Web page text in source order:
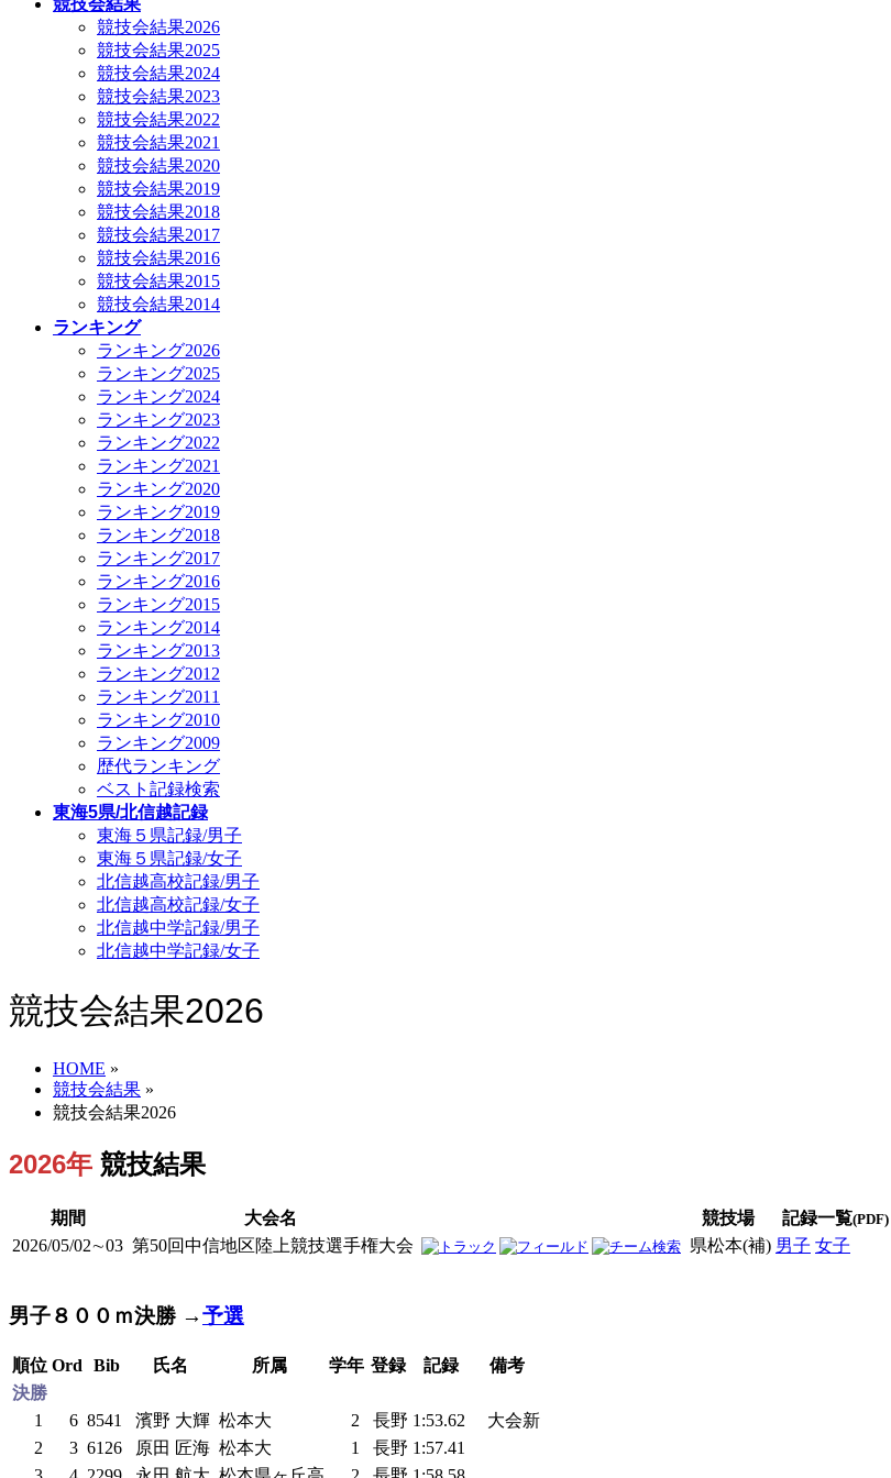
競技会結果
競技会結果2026
競技会結果2025
競技会結果2024
競技会結果2023
競技会結果2022
競技会結果2021
競技会結果2020
競技会結果2019
競技会結果2018
競技会結果2017
競技会結果2016
競技会結果2015
競技会結果2014
ランキング
ランキング2026
ランキング2025
ランキング2024
ランキング2023
ランキング2022
ランキング2021
ランキング2020
ランキング2019
ランキング2018
ランキング2017
ランキング2016
ランキング2015
ランキング2014
ランキング2013
ランキング2012
ランキング2011
ランキング2010
ランキング2009
歴代ランキング
ベスト記録検索
東海5県/北信越記録
東海５県記録/男子
東海５県記録/女子
北信越高校記録/男子
北信越高校記録/女子
北信越中学記録/男子
北信越中学記録/女子
競技会結果2026
HOME »
競技会結果 »
競技会結果2026
2026年 競技結果
期間 大会名 競技場 記録一覧(PDF)
2026/05/02∼03 第50回中信地区陸上競技選手権大会 県松本(補) 男子 女子
男子８００ｍ決勝 →予選
順位 Ord Bib 氏名 所属 学年 登録 記録
備考
決勝
1
6 8541 濱野 大輝 松本大 2 長野 1:53.62
大会新
2
3 6126 原田 匠海 松本大 1 長野 1:57.41